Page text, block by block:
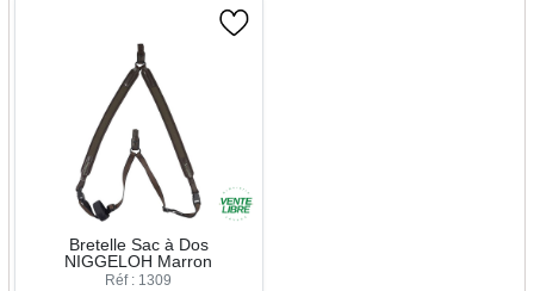
Bretelle Sac à Dos
NIGGELOH Marron
Réf : 1309